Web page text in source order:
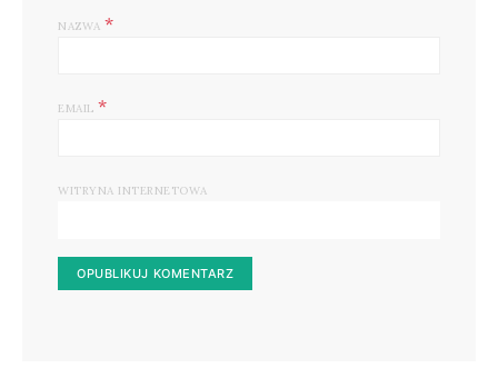
NAZWA *
EMAIL *
WITRYNA INTERNETOWA